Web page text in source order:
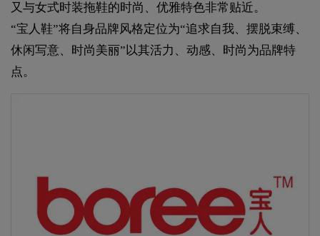
又与女式时装拖鞋的时尚、优雅特色非常贴近。
“宝人鞋”将自身品牌风格定位为“追求自我、摆脱束缚、
休闲写意、时尚美丽”以其活力、动感、时尚为品牌特
点。